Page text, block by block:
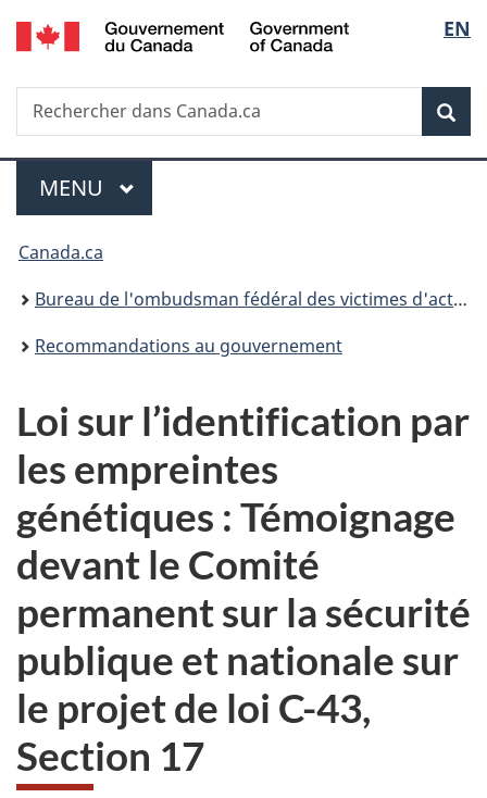
Passer
au
principal
Passer
à
Au
du
Passer
à
version
simplifiée
de
la
EN
Recherche
Rechercher
dans
Menu
MENU PRINCIPAL
Vous
êtes
ici :
Canada.ca
Bureau de l'ombudsman fédéral des victimes d'actes criminels
Recommandations au gouvernement
Loi sur l’identification par
les empreintes
génétiques : Témoignage
devant le Comité
permanent sur la sécurité
publique et nationale sur
le projet de loi C-43,
Section 17